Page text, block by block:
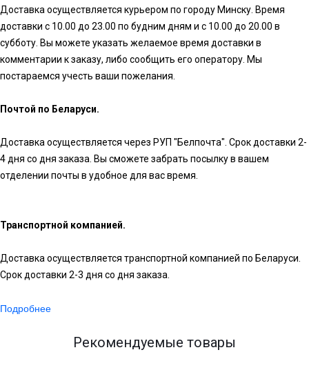
Доставка осуществляется курьером по городу Минску. Время
доставки с 10.00 до 23.00 по будним дням и с 10.00 до 20.00 в
субботу. Вы можете указать желаемое время доставки в
комментарии к заказу, либо сообщить его оператору. Мы
постараемся учесть ваши пожелания.
Почтой по Беларуси.
Доставка осуществляется через РУП "Белпочта". Срок доставки 2-
4 дня со дня заказа. Вы сможете забрать посылку в вашем
отделении почты в удобное для вас время.
Транспортной компанией.
Доставка осуществляется транспортной компанией по Беларуси.
Срок доставки 2-3 дня со дня заказа.
Подробнее
Рекомендуемые товары